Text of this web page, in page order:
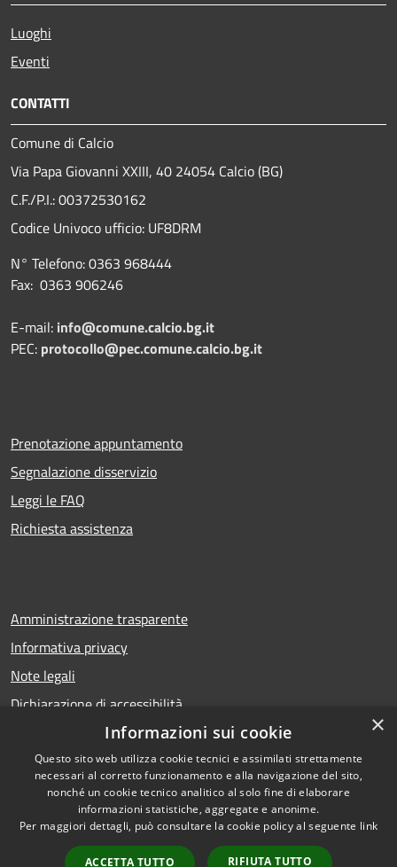
Luoghi
Eventi
CONTATTI
Comune di Calcio
Via Papa Giovanni XXIII, 40 24054 Calcio (BG)
C.F./P.I.: 00372530162
Codice Univoco ufficio: UF8DRM
N° Telefono: 0363 968444
Fax: 0363 906246
E-mail: info@comune.calcio.bg.it
PEC: protocollo@pec.comune.calcio.bg.it
Prenotazione appuntamento
Segnalazione disservizio
Leggi le FAQ
Richiesta assistenza
Amministrazione trasparente
Informativa privacy
Note legali
Dichiarazione di accessibilità
RSS
Accessibilità
Privacy
Copyright © 2026 • Comune di
Calcio • Powered by
Municipium•Accesso
redazione
×
Informazioni sui cookie
Questo sito web utilizza cookie tecnici e assimilati strettamente
necessari al corretto funzionamento e alla navigazione del sito,
nonché un cookie tecnico analitico al solo fine di elaborare
informazioni statistiche, aggregate e anonime.
Per maggiori dettagli, può consultare la cookie policy al seguente link
ACCETTA TUTTO RIFIUTA TUTTO